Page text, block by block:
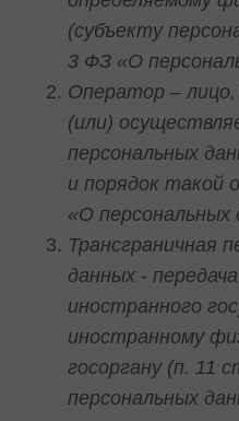
(субъекту
3 ФЗ «О
Оператор –
(или)
персональных
и порядок такой
«О персональных
Трансграничная
данных -
иностранного
иностранному
госоргану (п. 11
персональных